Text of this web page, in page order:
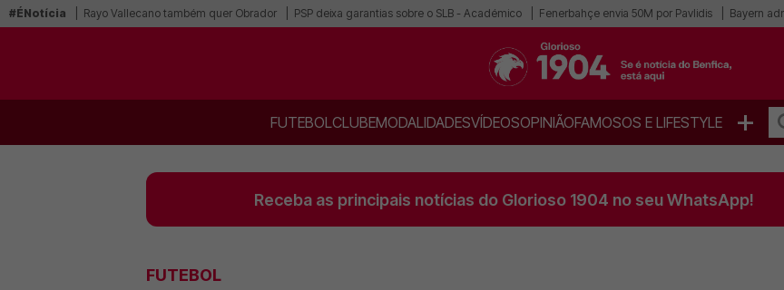
#ÉNotícia Rayo Vallecano também quer Obrador PSP deixa garantias sobre o SLB - Académico Fenerbahçe envia 50M por Pavlidis Bayern
FUTEBOLCLUBEMODALIDADESVÍDEOSOPINIÃOFAMOSOS E LIFESTYLE +
Receba as principais notícias do Glorioso 1904 no seu WhatsApp!
FUTEBOL